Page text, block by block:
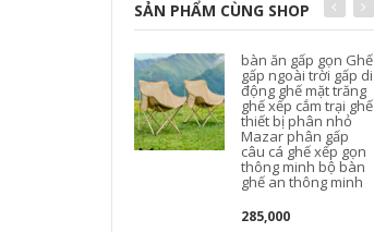
SẢN PHẨM CÙNG SHOP
bàn ăn gấp gọn Ghế
gấp ngoài trời gấp di
động ghế mặt trăng
ghế xếp cắm trại ghế
thiết bị phân nhỏ
Mazar phân gấp
câu cá ghế xếp gọn
thông minh bộ bàn
ghế an thông minh
285,000